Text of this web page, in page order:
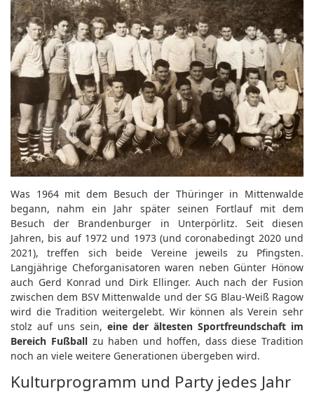
Was 1964 mit dem Besuch der Thüringer in Mittenwalde
begann, nahm ein Jahr später seinen Fortlauf mit dem
Besuch der Brandenburger in Unterpörlitz. Seit diesen
Jahren, bis auf 1972 und 1973 (und coronabedingt 2020 und
2021), treffen sich beide Vereine jeweils zu Pfingsten.
Langjährige Cheforganisatoren waren neben Günter Hönow
auch Gerd Konrad und Dirk Ellinger. Auch nach der Fusion
zwischen dem BSV Mittenwalde und der SG Blau-Weiß Ragow
wird die Tradition weitergelebt. Wir können als Verein sehr
stolz auf uns sein, eine der ältesten Sportfreundschaft im
Bereich Fußballzu haben und hoffen, dass diese Tradition
noch an viele weitere Generationen übergeben wird.
Kulturprogramm und Party jedes Jahr